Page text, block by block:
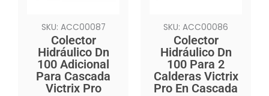
SKU: ACC00087
Colector
Hidráulico Dn
100 Adicional
Para Cascada
Victrix Pro
SKU: ACC00086
Colector
Hidráulico Dn
100 Para 2
Calderas Victrix
Pro En Cascada